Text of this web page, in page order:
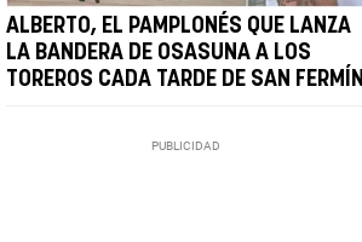
ALBERTO, EL PAMPLONÉS QUE LANZA
LA BANDERA DE OSASUNA A LOS
TOREROS CADA TARDE DE SAN FERMÍN